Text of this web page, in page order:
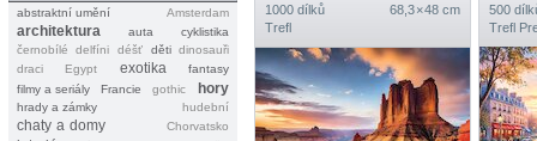
abstraktní umění Amsterdam
architektura auta
cyklistika
černobílé
delfíni déšť děti dinosauři
draci
Egypt exotika
fantasy
filmy a seriály
Francie gothic hory
hrady a zámky hudební
chaty a domy Chorvatsko
1000 dílků
68,3 × 48 cm
Trefl
500
Trefl